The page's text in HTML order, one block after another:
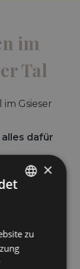
im
Tal
Gsieser
dafür
mit
der
sind dabei
nach
×
zu